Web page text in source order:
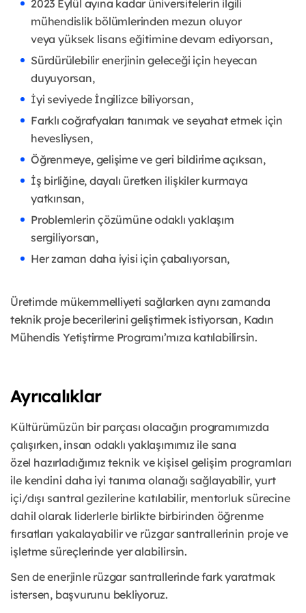
2023 Eylül ayına kadar üniversitelerin ilgili
mühendislik bölümlerinden mezun oluyor
veya yüksek lisans eğitimine devam ediyorsan,
Sürdürülebilir enerjinin geleceği için heyecan
duyuyorsan,
İyi seviyede İngilizce biliyorsan,
Farklı coğrafyaları tanımak ve seyahat etmek için
hevesliysen,
Öğrenmeye, gelişime ve geri bildirime açıksan,
İş birliğine, dayalı üretken ilişkiler kurmaya
yatkınsan,
Problemlerin çözümüne odaklı yaklaşım
sergiliyorsan,
Her zaman daha iyisi için çabalıyorsan,
Üretimde mükemmelliyeti sağlarken aynı zamanda
teknik proje becerilerini geliştirmek istiyorsan, Kadın
Mühendis Yetiştirme Programı’mıza katılabilirsin.
Ayrıcalıklar
Kültürümüzün bir parçası olacağın programımızda
çalışırken, insan odaklı yaklaşımımız ile sana
özel hazırladığımız teknik ve kişisel gelişim programları
ile kendini daha iyi tanıma olanağı sağlayabilir, yurt
içi/dışı santral gezilerine katılabilir, mentorluk sürecine
dahil olarak liderlerle birlikte birbirinden öğrenme
fırsatları yakalayabilir ve rüzgar santrallerinin proje ve
işletme süreçlerinde yer alabilirsin.
Sen de enerjinle rüzgar santrallerinde fark yaratmak
istersen, başvurunu bekliyoruz.